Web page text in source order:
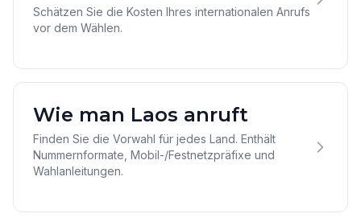
Schätzen Sie die Kosten Ihres internationalen Anrufs
vor dem Wählen.
Wie man Laos anruft
Finden Sie die Vorwahl für jedes Land. Enthält
Nummernformate, Mobil-/Festnetzpräfixe und
Wahlanleitungen.